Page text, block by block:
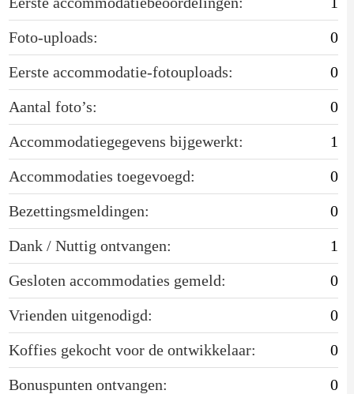
Foto-uploads:
0
Eerste accommodatie-fotouploads:
0
Aantal foto’s:
0
Accommodatiegegevens bijgewerkt:
1
Accommodaties toegevoegd:
0
Bezettingsmeldingen:
0
Dank / Nuttig ontvangen:
1
Gesloten accommodaties gemeld:
0
Vrienden uitgenodigd:
0
Koffies gekocht voor de ontwikkelaar:
0
Bonuspunten ontvangen:
0